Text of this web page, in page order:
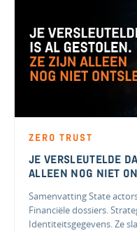
ZERO TRUST
JE VERSLEUTELDE
ALLEEN NOG NIET
Samenvatting State
Financiële dossiers.
Identiteitsgegevens. Ze